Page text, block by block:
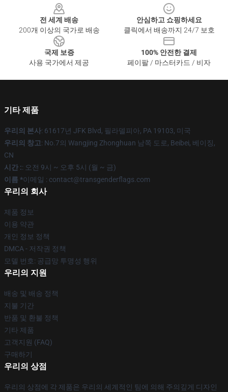
전 세계 배송
200개 이상의 국가로 배송
안심하고 쇼핑하세요
클릭에서 배송까지 24/7 보호
국제 보증
사용 국가에서 제공
100% 안전한 결제
페이팔 / 마스터카드 / 비자
기타 제품
우리의 본사: 61617년 JFK Blvd, 필라델피아, PA 19103, 미국
우리의 창고: No.7의 Wangjing Zhonghuan 남쪽 도로, Beibei, 베이징,
CN
시간 :: 오전 9시 ~ 오후 5시 (월 ~ 금)
이름 *이메일 : contact@transgenderflags.com
우리의 회사
제품 정보
이용 약관
개인 정보 정책
DMCA - 저작권 정책
모델 번호: 공급망 투명성 행위
우리의 지원
배송 및 배송 정책
지불 기간
반품 및 환불 정책
기타 제품
고객지원 (FAQ)
구매하기
우리의 상점
우리의 상점에 각 제품은 우리의 세계적인 팀에 의해 주의깊게 디자인